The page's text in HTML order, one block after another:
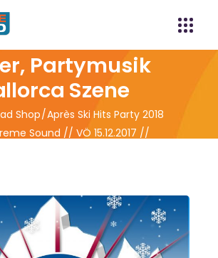
-
Partymusik
Szene
Shop Après Ski Hits Party 2018
Sound // VÖ 15.12.2017 //